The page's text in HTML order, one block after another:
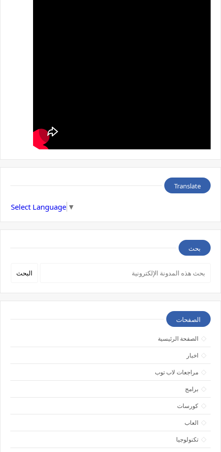
Translate
Select Language ▼
بحث
الصفحات
الصفحة الرئيسية
اخبار
مراجعات لاب توب
برامج
كورسات
العاب
تكنولوجيا